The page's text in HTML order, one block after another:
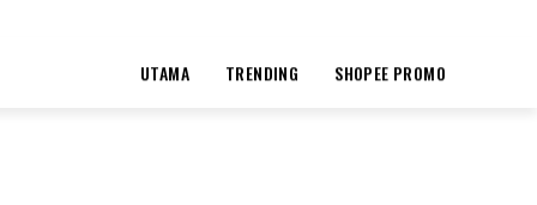
POPULAR
UTAMA TRENDING SHOPEE PROMO